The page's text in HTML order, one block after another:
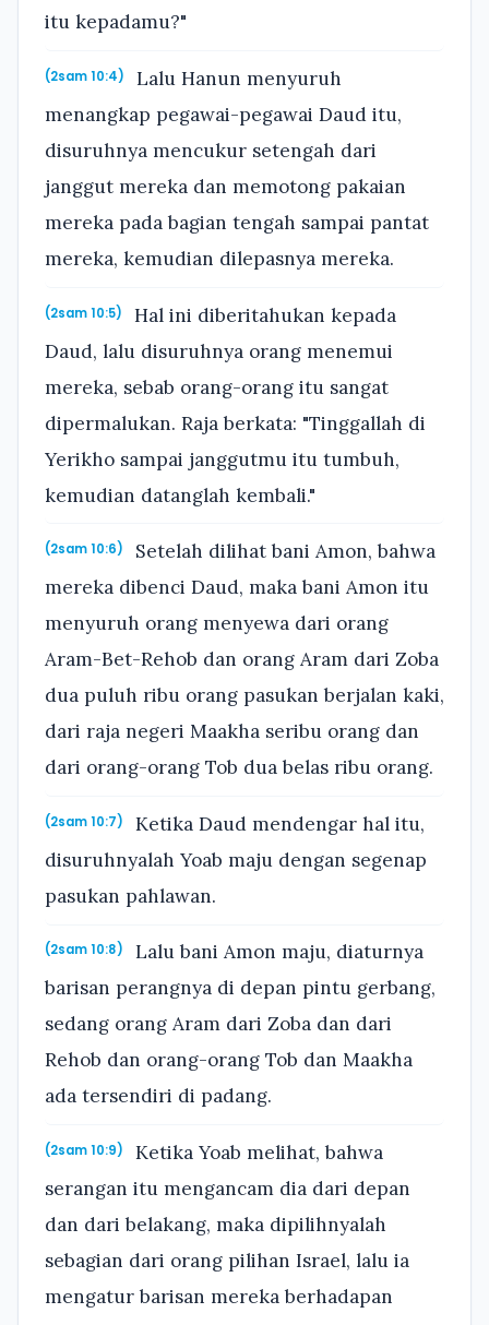
itu kepadamu?"
(2sam 10:4)
Lalu Hanun menyuruh
menangkap pegawai-pegawai Daud itu,
disuruhnya mencukur setengah dari
janggut mereka dan memotong pakaian
mereka pada bagian tengah sampai pantat
mereka, kemudian dilepasnya mereka.
(2sam 10:5)
Hal ini diberitahukan kepada
Daud, lalu disuruhnya orang menemui
mereka, sebab orang-orang itu sangat
dipermalukan. Raja berkata: "Tinggallah di
Yerikho sampai janggutmu itu tumbuh,
kemudian datanglah kembali."
(2sam 10:6)
Setelah dilihat bani Amon, bahwa
mereka dibenci Daud, maka bani Amon itu
menyuruh orang menyewa dari orang
Aram-Bet-Rehob dan orang Aram dari Zoba
dua puluh ribu orang pasukan berjalan kaki,
dari raja negeri Maakha seribu orang dan
dari orang-orang Tob dua belas ribu orang.
(2sam 10:7)
Ketika Daud mendengar hal itu,
disuruhnyalah Yoab maju dengan segenap
pasukan pahlawan.
(2sam 10:8)
Lalu bani Amon maju, diaturnya
barisan perangnya di depan pintu gerbang,
sedang orang Aram dari Zoba dan dari
Rehob dan orang-orang Tob dan Maakha
ada tersendiri di padang.
(2sam 10:9)
Ketika Yoab melihat, bahwa
serangan itu mengancam dia dari depan
dan dari belakang, maka dipilihnyalah
sebagian dari orang pilihan Israel, lalu ia
mengatur barisan mereka berhadapan